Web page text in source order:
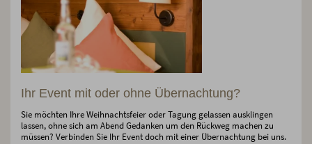
Ihr Event mit oder ohne Übernachtung?
Sie möchten Ihre Weihnachtsfeier oder Tagung gelassen ausklingen
lassen, ohne sich am Abend Gedanken um den Rückweg machen zu
müssen? Verbinden Sie Ihr Event doch mit einer Übernachtung bei uns.